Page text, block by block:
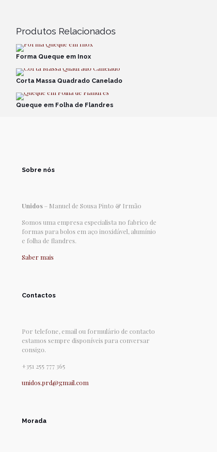
Produtos Relacionados
Forma Queque em Inox
Corta Massa Quadrado Canelado
Queque em Folha de Flandres
Sobre nós
Unidos – Manuel de Sousa Pinto & Irmão
Somos uma empresa especialista no fabrico de
formas para bolos em aço inoxidável, alumínio
e folha de flandres.
Saber mais
Contactos
Por telefone, email ou formulário de contacto
estamos sempre disponíveis para conversar
consigo.
+351 255 777 365
unidos.prd@gmail.com
Morada